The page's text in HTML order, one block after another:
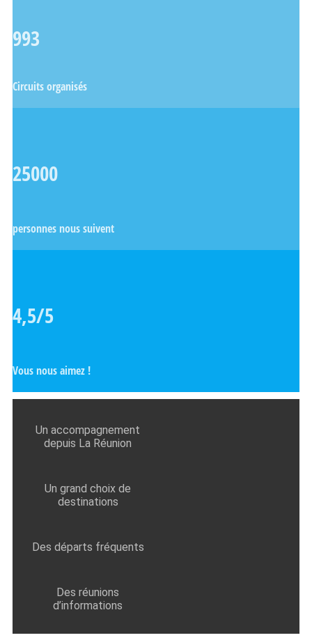
993
Circuits organisés
25000
personnes nous suivent
4,5/5
Vous nous aimez !
Un accompagnement
depuis La Réunion
Un grand choix de
destinations
Des départs fréquents
Des réunions
d’informations